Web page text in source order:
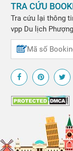
TRA CỨU
Tra cứu lại thông
vpp Du lịch